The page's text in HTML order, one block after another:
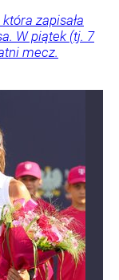
zapisała
W piątek (tj. 7
mecz.